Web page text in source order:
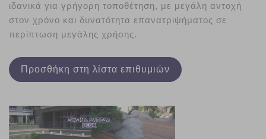
ιδανικά για γρήγορη τοποθέτηση, με μεγάλη αντοχή
στον χρόνο και δυνατότητα επανατριψήματος σε
περίπτωση μεγάλης χρήσης.
Προσθήκη στη λίστα επιθυμιών